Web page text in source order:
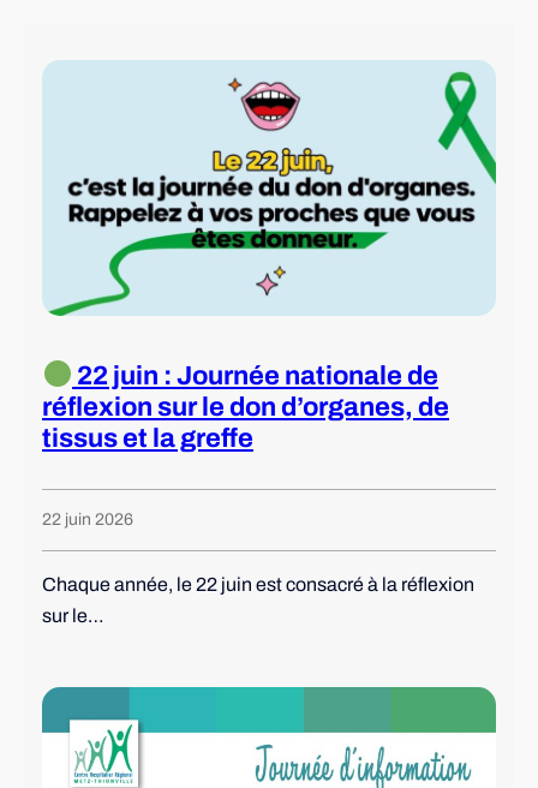
22 juin : Journée nationale de
réflexion sur le don d’organes, de
tissus et la greffe
22 juin 2026
Chaque année, le 22 juin est consacré à la réflexion
sur le…